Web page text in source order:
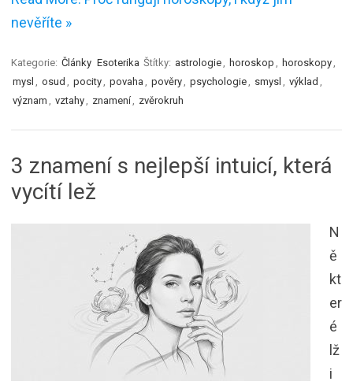
nevěříte »
Kategorie: Články Esoterika Štítky: astrologie horoskop horoskopy
mysl
osud pocity povaha pověry psychologie smysl výklad
význam
vztahy znamení zvěrokruh
3 znamení s nejlepší intuicí, která
vycítí lež
N
ě
kt
er
é
lž
i